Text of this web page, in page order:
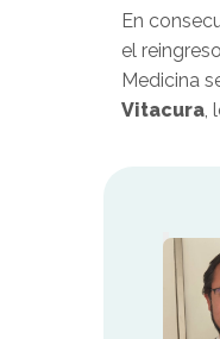
En
el
Medicina
Vitacura,